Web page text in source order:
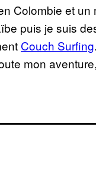
Colombie et un
puis je suis
Couch Surfing
mon